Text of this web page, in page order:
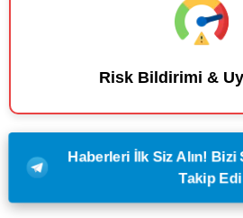
Risk Bildirimi &
Haberleri İlk Siz Alın!
Takip